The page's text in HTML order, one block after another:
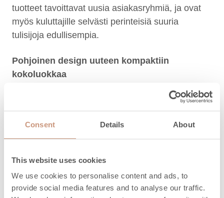
Consent Details About
This website uses cookies
We use cookies to personalise content and ads, to
provide social media features and to analyse our traffic.
tuotteet tavoittavat uusia asiakasryhmiä, ja ovat
myös kuluttajille selvästi perinteisiä suuria
tulisijoja edullisempia.
Pohjoinen design uuteen kompaktiin
kokoluokkaa
Tulikiven muotoilufilosofian perustana on tulen ja
kiven liitto modernilla pohjoisen estetiikalla.
Designissa korostuvat vuolukiven luontainen
olemus, uudet kiven pintastruktuurit sekä tulen
Uudessa Jero-mallistossa on tuotu alkuperäisen
Tulikivi-uunin lämpö- ja visuaalinen elämys uuteen